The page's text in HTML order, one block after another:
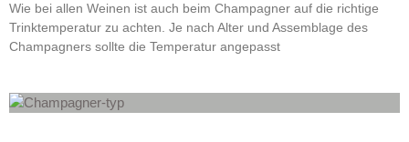
Wie bei allen Weinen ist auch beim Champagner auf die richtige
Trinktemperatur zu achten. Je nach Alter und Assemblage des
Champagners sollte die Temperatur angepasst